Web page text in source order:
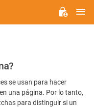
se usan para hacer
una página. Por lo tanto,
para distinguir si un